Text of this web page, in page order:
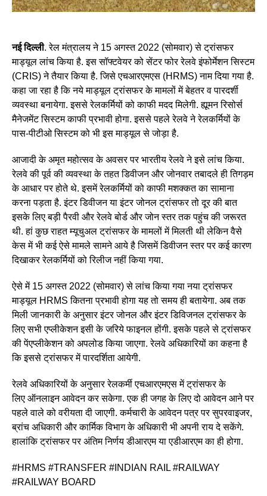
नई दिल्ली. रेल मंत्रालय ने 15 अगस्‍त 2022 (सोमवार) से ट्रांसफर
माड्यूल लांच किया है. इस सॉफ्टवेयर को सेंटर फोर रेलवे इंफोर्मेशन सिस्टम
(CRIS) ने तैयार किया है. जिसे एचआरएमएस (HRMS) नाम दिया गया है.
कहा जा रहा है कि नये माड्यूल ट्रांसफर के मामलों में बेहतर व पारदर्शी
व्यवस्था बनायेगा. इससे रेलकर्मियों को काफी मदद मिलेगी. ह्यूमन रिसोर्स
मैनेजमेंट सिस्टम काफी प्रभावी होगा. इससे पहले रेलवे ने रेलकर्मियों के
पास-पीटीओ सिस्टम को भी इस माड्यूल से जोड़ा है.
आजादी के अमृत महोत्‍सव के अवसर पर भारतीय रेलवे ने इसे लांच किया.
रेलवे की पूर्व की व्यवस्था के तहत डिवीजन और जोनवार तबादले ही तिगड़म
के आधार पर होते थे. इसमें रेलकर्मियों को काफी मशक्कत का सामाना
करना पड़ता है. इंटर डिवीजन या इंटर जोनल ट्रांसफर तो दूर की बात
इसके लिए बड़ी पैरवी और रेलवे बोर्ड और जोन स्तर तक पहुंच की जरूरत
थी. हां कुछ राहत म्यूचुअल ट्रांसफर के मामलों में मिलती थी लेकिन वैसे
केस में भी कई ऐसे मामले सामने आये है जिसमें डिवीजन स्तर पर कई कारण
दिखाकर रेलकर्मियों को रिलीज नहीं किया गया.
ऐसे में 15 अगस्‍त 2022 (सोमवार) से लांच किया गया नया ट्रांसफर
माड्यूल HRMS कितना प्रभावी होगा यह तो समय ही बतायेगा. अब तक
मिली जानकारी के अनुसार इंटर जोनल और इंटर डिव‍िजनल ट्रांसफर के
ल‍िए सभी एप्‍लीकेशन इसी के जर‍िये फाइनल होंगी. इसके पहले से ट्रांसफर
की पेंएप्‍लीकेशन को अपलोड क‍िया जाएगा. रेलवे अधिकारियों का कहना है
कि इससे ट्रांसफर में पारदर्शिता आयेगी.
रेलवे अधिकारियों के अनुसार रेलकर्मी एचआरएमएस में ट्रांसफर के
लिए ऑनलाइन आवेदन कर सकेगा. एक ही जगह के ल‍िए दो आवेदन आने पर
पहले वाले को वरीयता दी जाएगी. कर्मचारी के आवेदन पत्र पर सुपरवाइजर,
ब्रांच अधिकारी और कार्मिक विभाग के अधिकारी भी अपनी राय दे सकेंगे.
हालांकि ट्रांसफर पर अंतिम निर्णय डीआरएम या एडीआरएम का ही होगा.
#HRMS #TRANSFER #INDIAN RAIL #RAILWAY
#RAILWAY BOARD